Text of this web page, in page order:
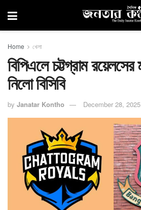
Home খেলা
বিপিএলে চট্টগ্রাম রয়েলসের
নিলো বিসিবি
by Janatar Kontho December 28, 2025